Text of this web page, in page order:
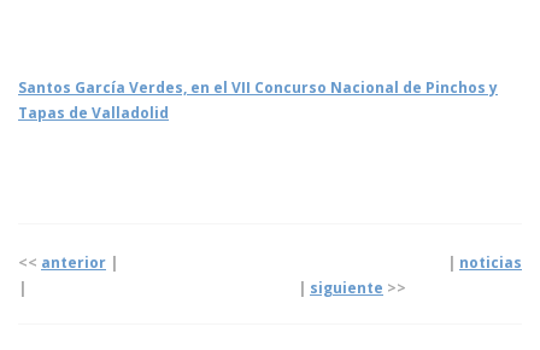
Santos García Verdes, en el VII Concurso Nacional de Pinchos y
Tapas de Valladolid
<< anterior | | noticias
| | siguiente >>